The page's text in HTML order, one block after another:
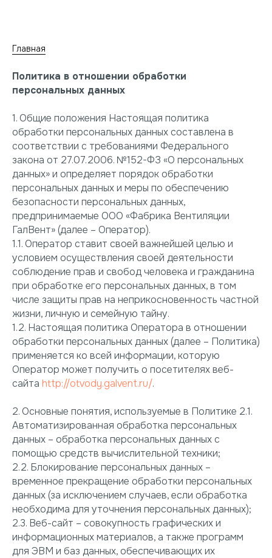
Главная
Политика в отношении обработки
персональных данных
1. Общие положения Настоящая политика
обработки персональных данных составлена в
соответствии с требованиями Федерального
закона от 27.07.2006. №152-ФЗ «О персональных
данных» и определяет порядок обработки
персональных данных и меры по обеспечению
безопасности персональных данных,
предпринимаемые ООО «Фабрика Вентиляции
ГалВент» (далее – Оператор).
1.1. Оператор ставит своей важнейшей целью и
условием осуществления своей деятельности
соблюдение прав и свобод человека и гражданина
при обработке его персональных данных, в том
числе защиты прав на неприкосновенность частной
жизни, личную и семейную тайну.
1.2. Настоящая политика Оператора в отношении
обработки персональных данных (далее – Политика)
применяется ко всей информации, которую
Оператор может получить о посетителях веб-
сайта http://otvody.galvent.ru/.
2. Основные понятия, используемые в Политике 2.1.
Автоматизированная обработка персональных
данных – обработка персональных данных с
помощью средств вычислительной техники;
2.2. Блокирование персональных данных –
временное прекращение обработки персональных
данных (за исключением случаев, если обработка
необходима для уточнения персональных данных);
2.3. Веб-сайт – совокупность графических и
информационных материалов, а также программ
для ЭВМ и баз данных, обеспечивающих их